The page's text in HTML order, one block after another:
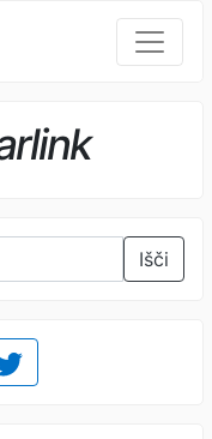
Išči